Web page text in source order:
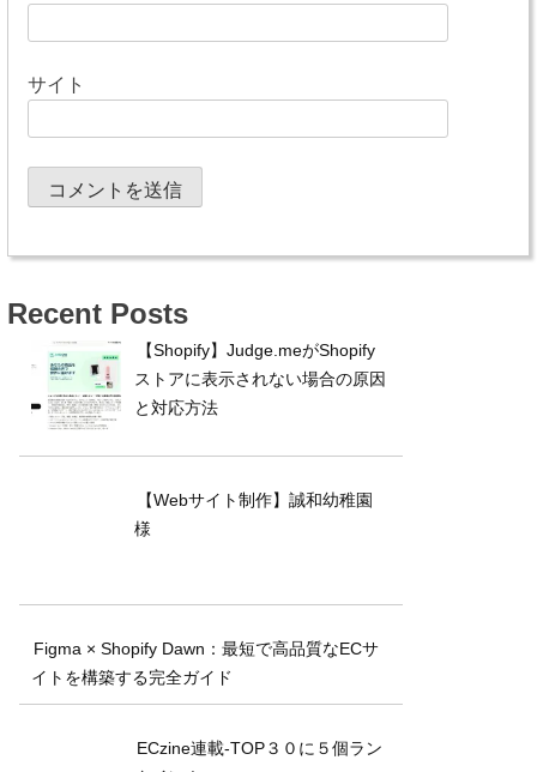
サイト
Recent Posts
【Shopify】Judge.meがShopify
ストアに表示されない場合の原因
と対応方法
【Webサイト制作】誠和幼稚園
様
Figma × Shopify Dawn：最短で高品質なECサ
イトを構築する完全ガイド
ECzine連載-TOP３０に５個ラン